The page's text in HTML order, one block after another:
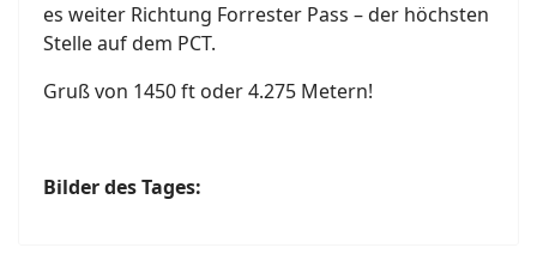
es weiter Richtung Forrester Pass – der höchsten
Stelle auf dem PCT.
Gruß von 1450 ft oder 4.275 Metern!
Bilder des Tages: